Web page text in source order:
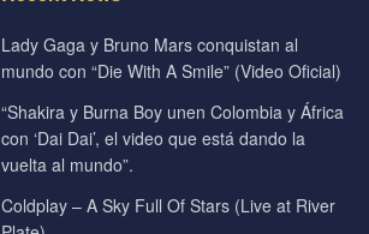
Lady Gaga y Bruno Mars conquistan al
mundo con “Die With A Smile” (Video Oficial)
“Shakira y Burna Boy unen Colombia y África
con ‘Dai Dai’, el video que está dando la
vuelta al mundo”.
Coldplay – A Sky Full Of Stars (Live at River